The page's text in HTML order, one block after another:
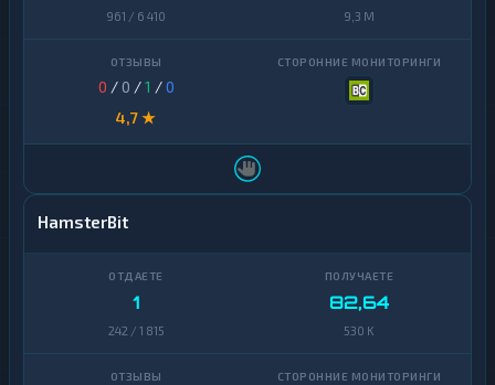
961 / 6 410 9,3 M
0 / 0 /1 /0
4,7 ★
HamsterBit
1
242 / 1 815
82,64
530 K